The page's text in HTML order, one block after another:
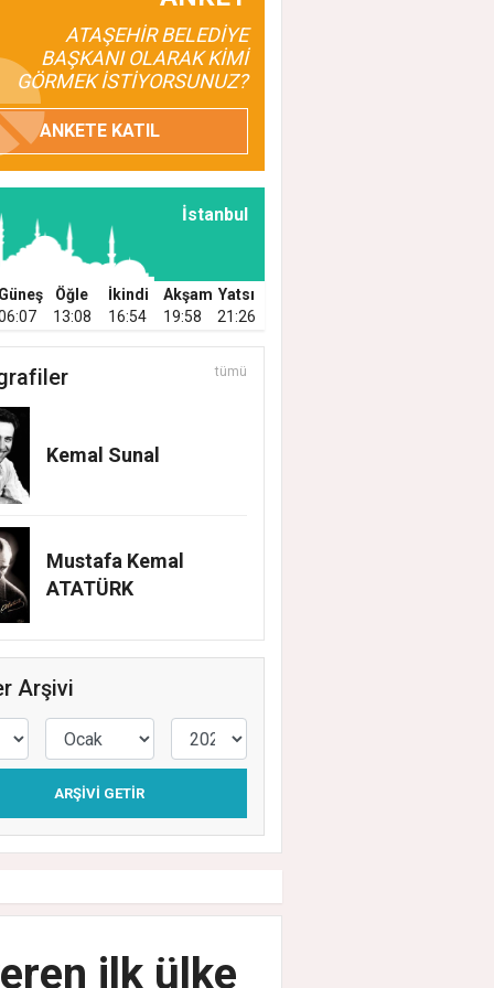
ATAŞEHİR BELEDİYE
BAŞKANI OLARAK KİMİ
GÖRMEK İSTİYORSUNUZ?
ANKETE KATIL
İstanbul
Güneş Öğle İkindi Akşam Yatsı
13:08 16:54 19:58 21:26
tümü
Kemal Sunal
Mustafa Kemal
ATATÜRK
Arşivi
ARŞIVI GETIR
ilk ülke